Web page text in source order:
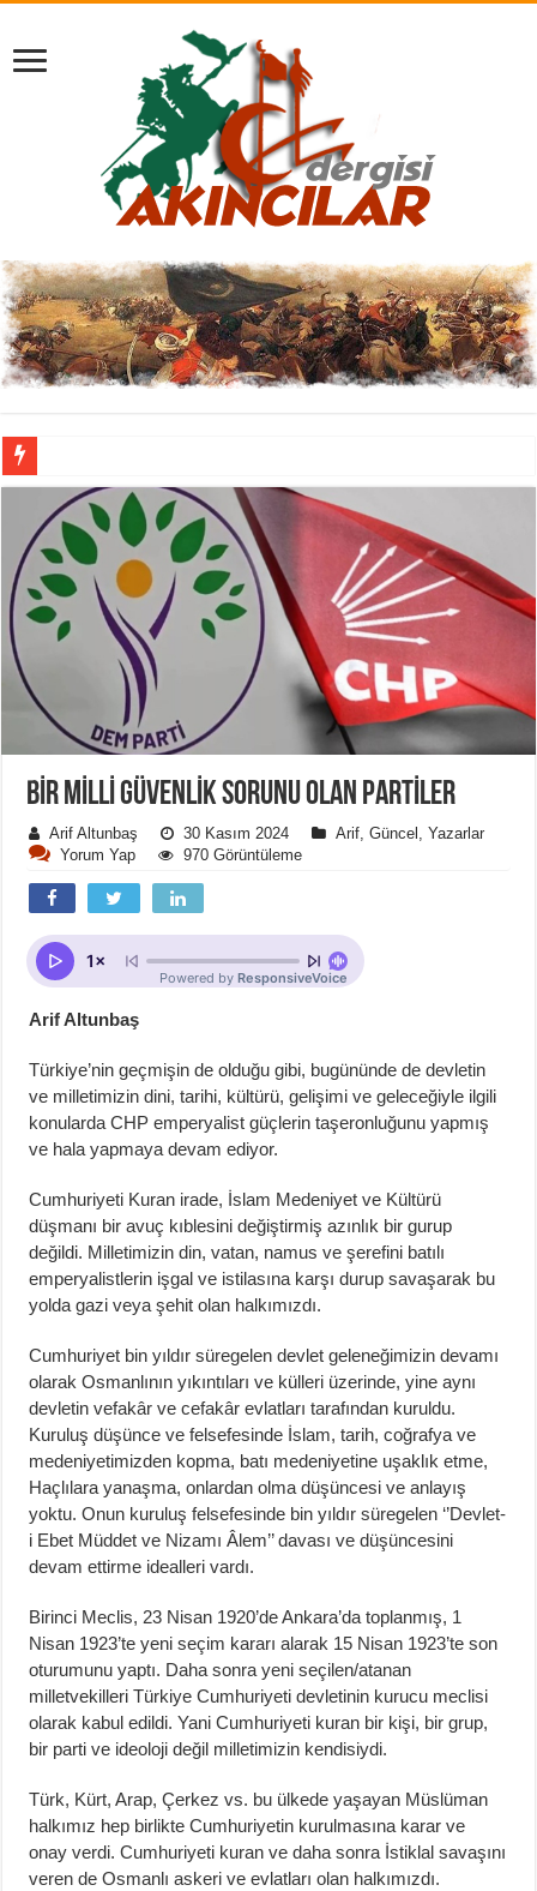
BIR MILLI GÜVENLIK SORUNU OLAN PARTILER
Arif Altunbaş 30 Kasım 2024 Arif ,Güncel ,Yazarlar
Yorum Yap
970 Görüntüleme
Arif Altunbaş
Türkiye’nin geçmişin de olduğu gibi, bugününde de devletin
ve milletimizin dini, tarihi, kültürü, gelişimi ve geleceğiyle ilgili
konularda CHP emperyalist güçlerin taşeronluğunu yapmış
ve hala yapmaya devam ediyor.
Cumhuriyeti Kuran irade, İslam Medeniyet ve Kültürü
düşmanı bir avuç kıblesini değiştirmiş azınlık bir gurup
değildi. Milletimizin din, vatan, namus ve şerefini batılı
emperyalistlerin işgal ve istilasına karşı durup savaşarak bu
yolda gazi veya şehit olan halkımızdı.
Cumhuriyet bin yıldır süregelen devlet geleneğimizin devamı
olarak Osmanlının yıkıntıları ve külleri üzerinde, yine aynı
devletin vefakâr ve cefakâr evlatları tarafından kuruldu.
Kuruluş düşünce ve felsefesinde İslam, tarih, coğrafya ve
medeniyetimizden kopma, batı medeniyetine uşaklık etme,
Haçlılara yanaşma, onlardan olma düşüncesi ve anlayış
yoktu. Onun kuruluş felsefesinde bin yıldır süregelen ‘’Devlet-
i Ebet Müddet ve Nizamı Âlem’’ davası ve düşüncesini
devam ettirme idealleri vardı.
Birinci Meclis, 23 Nisan 1920’de Ankara’da toplanmış, 1
Nisan 1923’te yeni seçim kararı alarak 15 Nisan 1923’te son
oturumunu yaptı. Daha sonra yeni seçilen/atanan
milletvekilleri Türkiye Cumhuriyeti devletinin kurucu meclisi
olarak kabul edildi. Yani Cumhuriyeti kuran bir kişi, bir grup,
bir parti ve ideoloji değil milletimizin kendisiydi.
Türk, Kürt, Arap, Çerkez vs. bu ülkede yaşayan Müslüman
halkımız hep birlikte Cumhuriyetin kurulmasına karar ve
onay verdi. Cumhuriyeti kuran ve daha sonra İstiklal savaşını
veren de Osmanlı askeri ve evlatları olan halkımızdı.